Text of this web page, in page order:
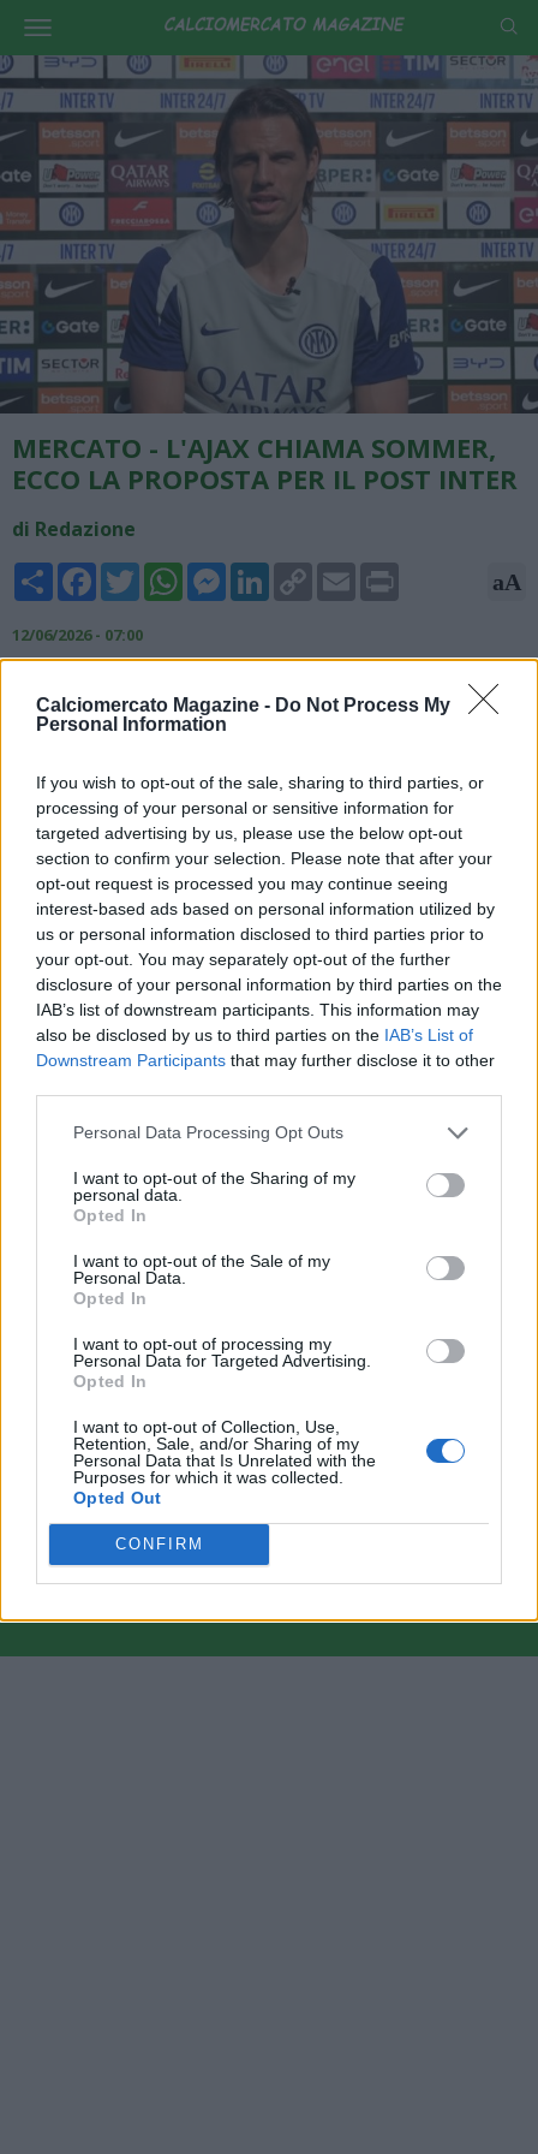
Calciomercato Magazine - Do Not Process My
Personal Information
If you wish to opt-out of the sale, sharing to third parties, or
processing of your personal or sensitive information for
targeted advertising by us, please use the below opt-out
section to confirm your selection. Please note that after your
opt-out request is processed you may continue seeing
interest-based ads based on personal information utilized by
us or personal information disclosed to third parties prior to
your opt-out. You may separately opt-out of the further
disclosure of your personal information by third parties on the
IAB’s list of downstream participants. This information may
also be disclosed by us to third parties on the IAB’s List of
Downstream Participants that may further disclose it to other
Personal Data Processing Opt Outs
I want to opt-out of the Sharing of my
personal data.
Opted In
I want to opt-out of the Sale of my
Personal Data.
Opted In
I want to opt-out of processing my
Personal Data for Targeted Advertising.
Opted In
I want to opt-out of Collection, Use,
Retention, Sale, and/or Sharing of my
Personal Data that Is Unrelated with the
Purposes for which it was collected.
Opted Out
CONFIRM
MERCATO - L'AJAX CHIAMA SOMMER,
ECCO LA PROPOSTA PER IL POST INTER
di Redazione
Share FacebookTwitterWhatsAppMessengerLinkedInCopy
Link
Email aA
12/06/2026 - 07:00
dell'ufficialità dell'addio dopo la scadenza del contratto il 30
giugno, e già arrivato offerte per il portiere svizzero. L'Ajax
giocatore offrendogli un anno di contratto con opzione. La
soluzione non convince il giocatore.
Fonte: Sport Mediaset
VAI ALLA VERSIONE CLASSICA
Il materiale (testo, foto e video) consultabile in questo portale è di nostra proprietà.
giunti da internet, in quanto arrivati alla nostra attenzione attraverso regolari
comunicati stampa con immagini e testi allegati ed autorizzati alla pubblicazione, e
quindi valutati di pubblico dominio. Se i soggetti o gli autori avessero qualcosa in
contrario alla pubblicazione, non avranno che da segnalarlo alla redazione (indirizzo
redazione@napolimagazine.com), che provvederà prontamente alla rimozione.